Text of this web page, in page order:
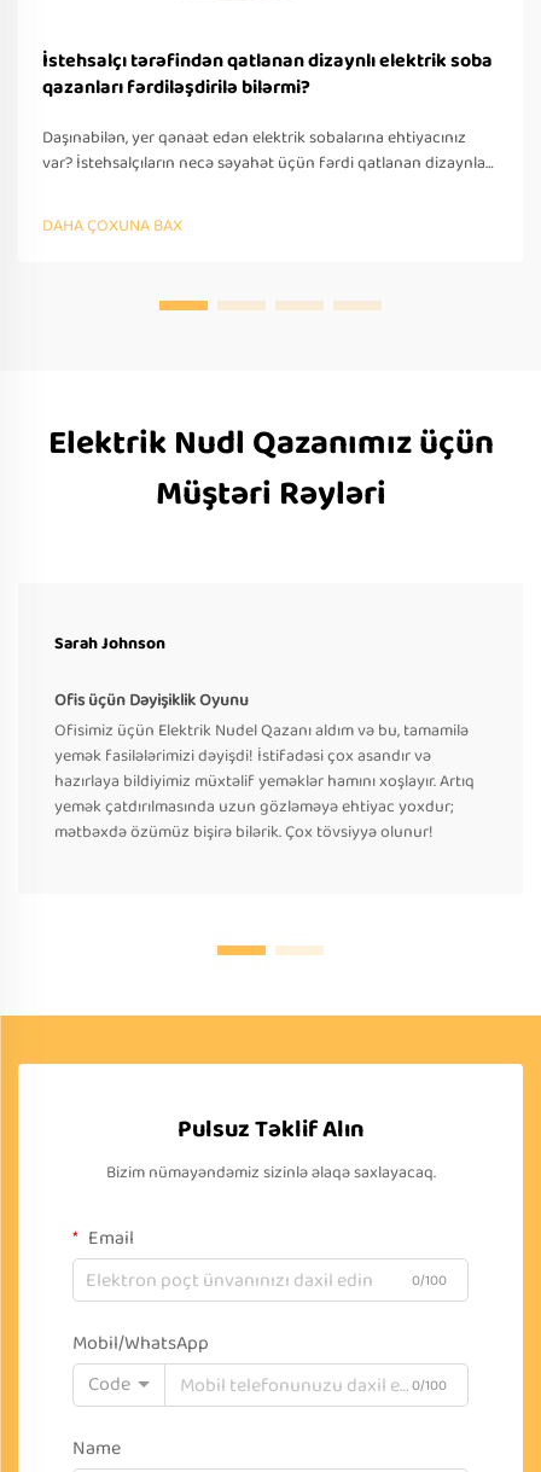
İstehsalçı tərəfindən qatlanan dizaynlı elektrik soba
qazanları fərdiləşdirilə bilərmi?
Daşınabilən, yer qənaət edən elektrik sobalarına ehtiyacınız
var? İstehsalçıların necə səyahət üçün fərdi qatlanan dizaynlar
prototipləşdirmə və beynəlxalq tələblərə uyğunluq. Bu gün
təklif soruşun.
DAHA ÇOXUNA BAX
Elektrik Nudl Qazanımız üçün
Müştəri Rəyləri
Sarah Johnson
Ofis üçün Dəyişiklik Oyunu
Ofisimiz üçün Elektrik Nudel Qazanı aldım və bu, tamamilə
yemək fasilələrimizi dəyişdi! İstifadəsi çox asandır və
hazırlaya bildiyimiz müxtəlif yeməklər hamını xoşlayır. Artıq
yemək çatdırılmasında uzun gözləməyə ehtiyac yoxdur;
mətbəxdə özümüz bişirə bilərik. Çox tövsiyyə olunur!
Pulsuz Təklif Alın
Bizim nümayəndəmiz sizinlə əlaqə saxlayacaq.
Email
0/100
Mobil/WhatsApp
Code
0/100
Name